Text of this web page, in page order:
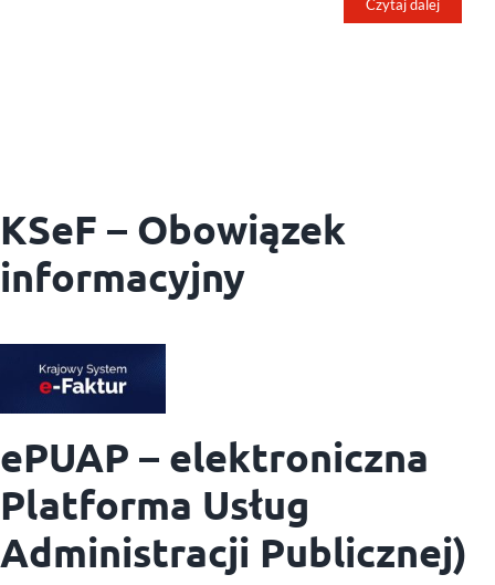
Czytaj dalej
KSeF – Obowiązek
informacyjny
ePUAP – elektroniczna
Platforma Usług
Administracji Publicznej)